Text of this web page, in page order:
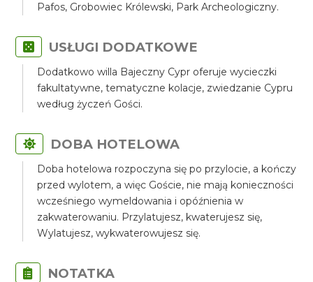
Pafos, Grobowiec Królewski, Park Archeologiczny.
USŁUGI DODATKOWE
Dodatkowo willa Bajeczny Cypr oferuje wycieczki
fakultatywne, tematyczne kolacje, zwiedzanie Cypru
według życzeń Gości.
DOBA HOTELOWA
Doba hotelowa rozpoczyna się po przylocie, a kończy
przed wylotem, a więc Goście, nie mają konieczności
wcześniego wymeldowania i opóźnienia w
zakwaterowaniu. Przylatujesz, kwaterujesz się,
Wylatujesz, wykwaterowujesz się.
NOTATKA